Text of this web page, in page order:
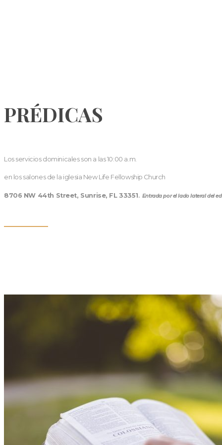
PRÉDICAS
Los servicios dominicales son a las 10:00 a.m.
en los salones de la iglesia New Life Fellowship Church
8706 NW 44th Street, Sunrise, FL 33351. Entrada por el lado lateral del